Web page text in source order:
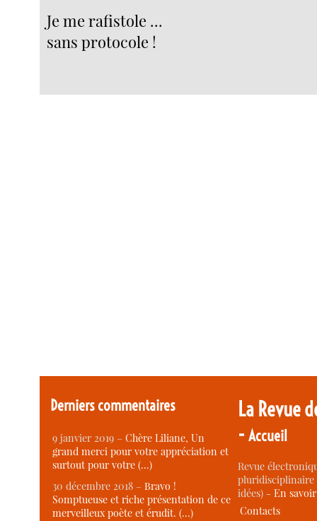
Je me rafistole ...
sans protocole !
Derniers commentaires
9 janvier 2019 –Chère Liliane, Un
grand merci pour votre appréciation et
surtout pour votre (…)
30 décembre 2018 –Bravo !
Somptueuse et riche présentation de ce
merveilleux poète et érudit. (…)
La Revue
-Accueil
Revue
idées) -En
Contacts